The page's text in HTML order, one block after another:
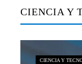
CIENCIA Y
CIENCIA Y